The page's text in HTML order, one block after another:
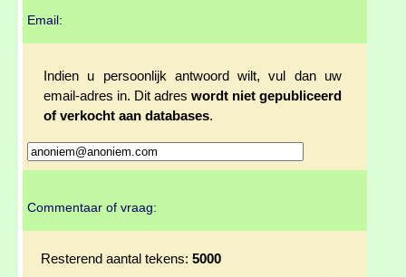
Email:
Indien u persoonlijk antwoord wilt, vul dan uw
email-adres in. Dit adres wordt niet gepubliceerd
of verkocht aan databases.
Commentaar of vraag:
Resterend aantal tekens: 5000